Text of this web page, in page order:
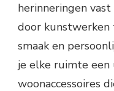
herinneringen
door
smaak en
je elke ruimte een
woonaccessoires